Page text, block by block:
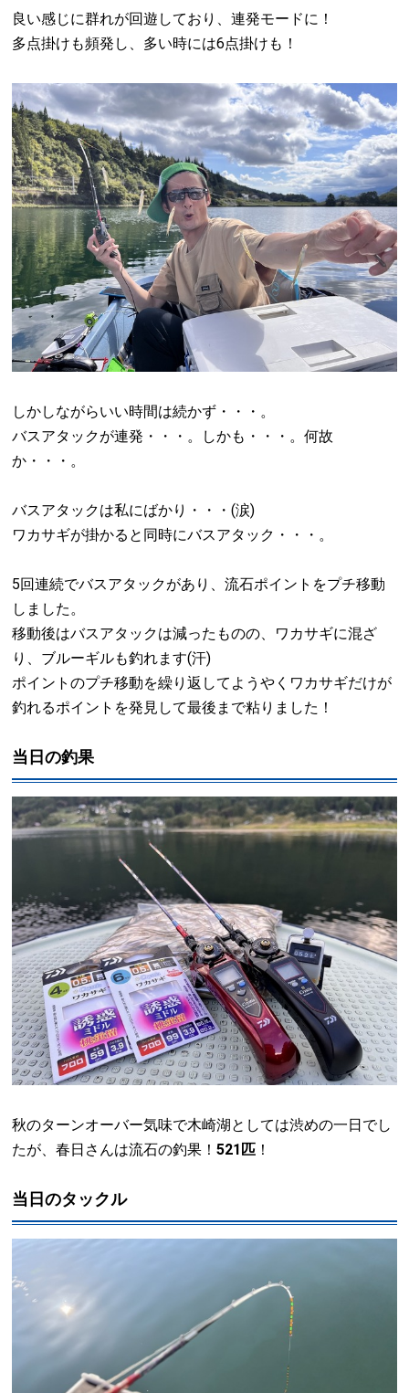
良い感じに群れが回遊しており、連発モードに！
多点掛けも頻発し、多い時には6点掛けも！
しかしながらいい時間は続かず・・・。
バスアタックが連発・・・。しかも・・・。何故
か・・・。
バスアタックは私にばかり・・・(涙)
ワカサギが掛かると同時にバスアタック・・・。
5回連続でバスアタックがあり、流石ポイントをプチ移動
しました。
移動後はバスアタックは減ったものの、ワカサギに混ざ
り、ブルーギルも釣れます(汗)
ポイントのプチ移動を繰り返してようやくワカサギだけが
釣れるポイントを発見して最後まで粘りました！
当日の釣果
秋のターンオーバー気味で木崎湖としては渋めの一日でし
たが、春日さんは流石の釣果！521匹 ！
当日のタックル